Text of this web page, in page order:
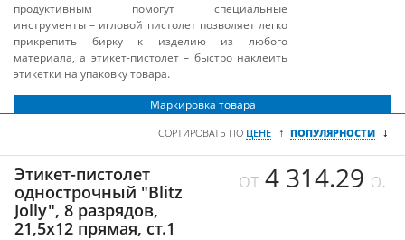
продуктивным помогут специальные
инструменты – игловой пистолет позволяет легко
прикрепить бирку к изделию из любого
материала, а этикет-пистолет – быстро наклеить
этикетки на упаковку товара.
Маркировка товара
СОРТИРОВАТЬ ПО ЦЕНЕ ↑ ПОПУЛЯРНОСТИ ↓
Этикет-пистолет
однострочный "Blitz
Jolly", 8 разрядов,
21,5х12 прямая, ст.1
от 4 314.29 р.